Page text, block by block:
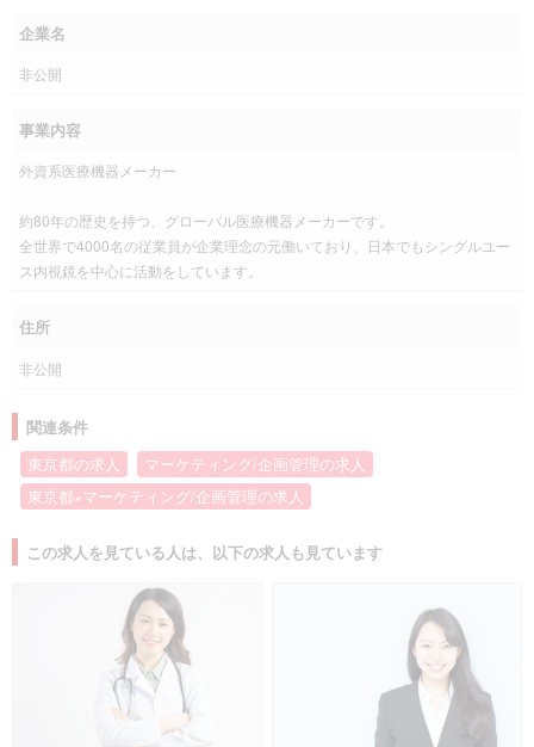
企業名
非公開
事業内容
外資系医療機器メーカー
約80年の歴史を持つ、グローバル医療機器メーカーです。
全世界で4000名の従業員が企業理念の元働いており、日本でもシングルユー
ス内視鏡を中心に活動をしています。
住所
非公開
関連条件
東京都の求人
マーケティング/企画管理の求人
東京都×マーケティング/企画管理の求人
この求人を見ている人は、以下の求人も見ています